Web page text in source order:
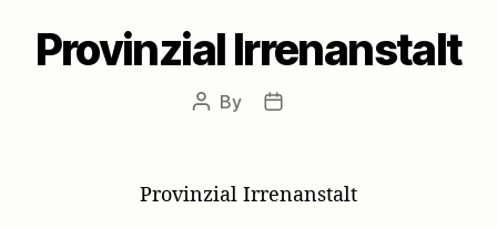
Provinzial Irrenanstalt
Post
By
Post
Provinzial Irrenanstalt